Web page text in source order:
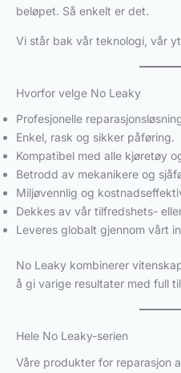
beløpet. Så enkelt er det.
Vi står bak vår teknologi, vår
Hvorfor velge No Leaky
Profesjonelle
Enkel, rask og sikker påføring.
Kompatibel med alle kjøretøy
Betrodd av mekanikere og
Miljøvennlig og
Dekkes av vår tilfredshets-
Leveres globalt gjennom vårt
No Leaky kombinerer
å gi varige resultater med full
Hele No Leaky-serien
Våre produkter for reparasjon